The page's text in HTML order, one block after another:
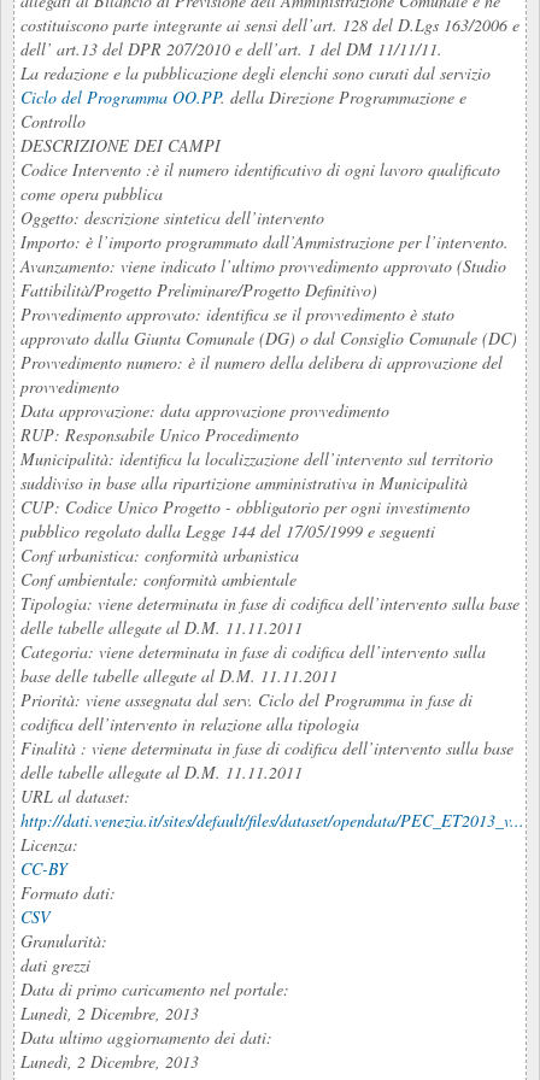
costituiscono parte integrante ai sensi dell’art. 128 del D.Lgs 163/2006 e
dell’ art.13 del DPR 207/2010 e dell’art. 1 del DM 11/11/11.
La redazione e la pubblicazione degli elenchi sono curati dal servizio
Ciclo del Programma OO.PP. della Direzione Programmazione e
Controllo
DESCRIZIONE DEI CAMPI
Codice Intervento :è il numero identificativo di ogni lavoro qualificato
come opera pubblica
Oggetto: descrizione sintetica dell’intervento
Importo: è l’importo programmato dall’Ammistrazione per l’intervento.
Avanzamento: viene indicato l’ultimo provvedimento approvato (Studio
Fattibilità/Progetto Preliminare/Progetto Definitivo)
Provvedimento approvato: identifica se il provvedimento è stato
approvato dalla Giunta Comunale (DG) o dal Consiglio Comunale (DC)
Provvedimento numero: è il numero della delibera di approvazione del
provvedimento
Data approvazione: data approvazione provvedimento
RUP: Responsabile Unico Procedimento
Municipalità: identifica la localizzazione dell’intervento sul territorio
suddiviso in base alla ripartizione amministrativa in Municipalità
CUP: Codice Unico Progetto - obbligatorio per ogni investimento
pubblico regolato dalla Legge 144 del 17/05/1999 e seguenti
Conf urbanistica: conformità urbanistica
Conf ambientale: conformità ambientale
Tipologia: viene determinata in fase di codifica dell’intervento sulla base
delle tabelle allegate al D.M. 11.11.2011
Categoria: viene determinata in fase di codifica dell’intervento sulla
base delle tabelle allegate al D.M. 11.11.2011
Priorità: viene assegnata dal serv. Ciclo del Programma in fase di
codifica dell’intervento in relazione alla tipologia
Finalità : viene determinata in fase di codifica dell’intervento sulla base
delle tabelle allegate al D.M. 11.11.2011
URL al dataset:
http://dati.venezia.it/sites/default/files/dataset/opendata/PEC_ET2013_v...
Licenza:
CC-BY
Formato dati:
CSV
Granularità:
dati grezzi
Data di primo caricamento nel portale:
Lunedì, 2 Dicembre, 2013
Data ultimo aggiornamento dei dati:
Lunedì, 2 Dicembre, 2013